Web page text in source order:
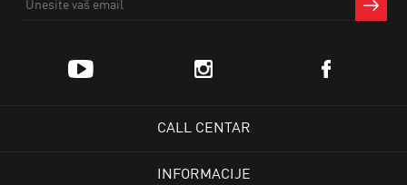
CALL CENTAR
INFORMACIJE